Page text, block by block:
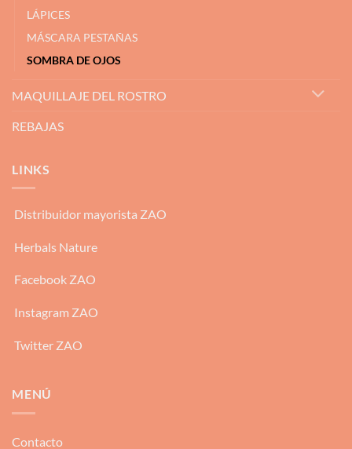
LÁPICES
MÁSCARA PESTAÑAS
SOMBRA DE OJOS
MAQUILLAJE DEL ROSTRO
REBAJAS
LINKS
Distribuidor mayorista ZAO
Herbals Nature
Facebook ZAO
Instagram ZAO
Twitter ZAO
MENÚ
Contacto